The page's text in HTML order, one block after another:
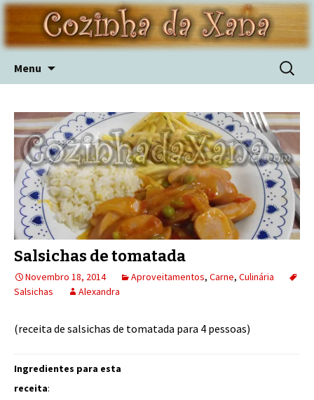
Menu
por:
Salsichas de tomatada
Novembro 18, 2014 Aproveitamentos, Carne, Culinária
Salsichas
Alexandra
(receita de salsichas de tomatada para 4 pessoas)
Ingredientes para esta
receita: